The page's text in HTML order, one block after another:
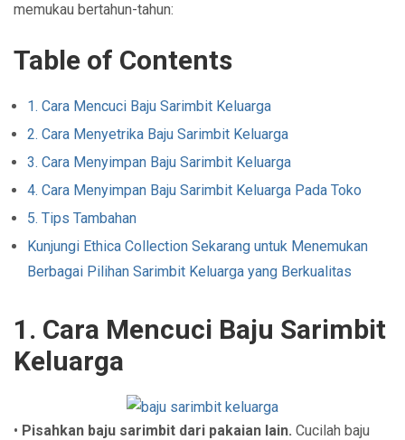
memukau bertahun-tahun:
Table of Contents
1. Cara Mencuci Baju Sarimbit Keluarga
2. Cara Menyetrika Baju Sarimbit Keluarga
3. Cara Menyimpan Baju Sarimbit Keluarga
4. Cara Menyimpan Baju Sarimbit Keluarga Pada Toko
5. Tips Tambahan
Kunjungi Ethica Collection Sekarang untuk Menemukan
Berbagai Pilihan Sarimbit Keluarga yang Berkualitas
1. Cara Mencuci Baju Sarimbit
Keluarga
• Pisahkan baju sarimbit dari pakaian lain. Cucilah baju